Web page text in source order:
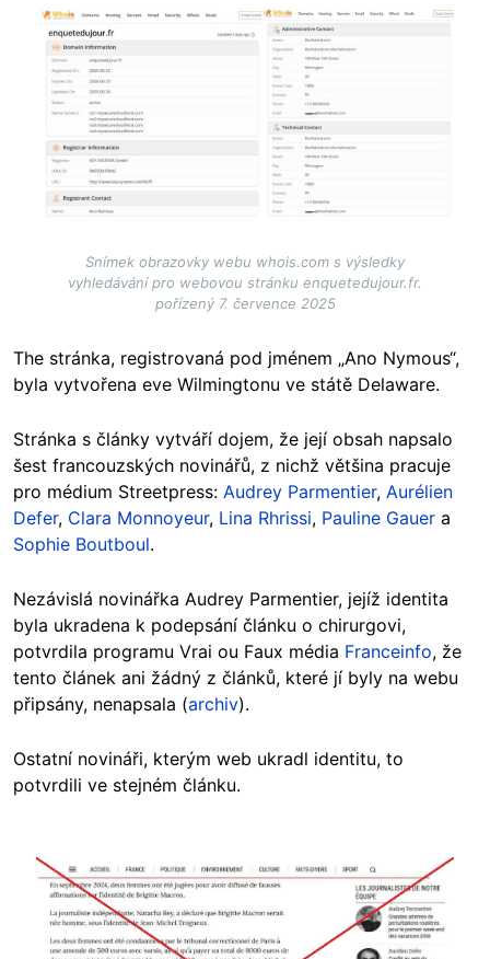
Image
Snímek obrazovky webu whois.com s výsledky
vyhledávání pro webovou stránku enquetedujour.fr.
pořízený 7. července 2025
The stránka, registrovaná pod jménem „Ano Nymous“,
byla vytvořena eve Wilmingtonu ve státě Delaware.
Stránka s články vytváří dojem, že její obsah napsalo
šest francouzských novinářů, z nichž většina pracuje
pro médium Streetpress: Audrey Parmentier, Aurélien
Defer, Clara Monnoyeur, Lina Rhrissi, Pauline Gauer a
Sophie Boutboul.
Nezávislá novinářka Audrey Parmentier, jejíž identita
byla ukradena k podepsání článku o chirurgovi,
potvrdila programu Vrai ou Faux média Franceinfo, že
tento článek ani žádný z článků, které jí byly na webu
připsány, nenapsala (archiv).
Ostatní novináři, kterým web ukradl identitu, to
potvrdili ve stejném článku.
Image